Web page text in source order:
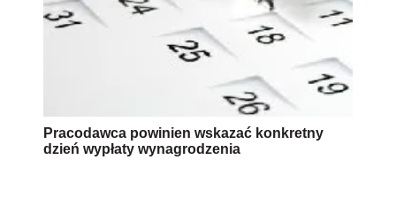
Pracodawca powinien wskazać konkretny
dzień wypłaty wynagrodzenia